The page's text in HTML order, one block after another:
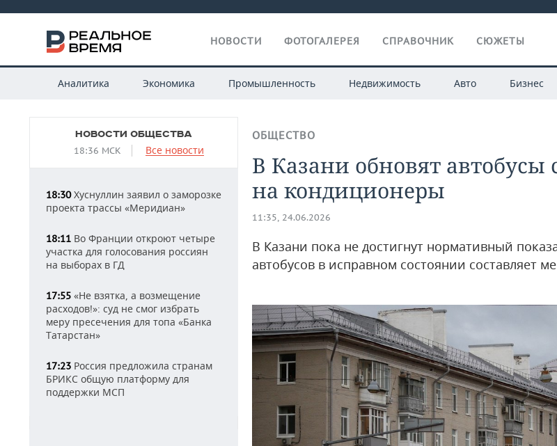
НОВОСТИ ФОТОГАЛЕРЕЯ СПРАВОЧНИК СЮЖЕТЫ
Аналитика Экономика Промышленность Недвижимость Авто Бизнес
НОВОСТИ ОБЩЕСТВА
18:36 МСК Все новости
18:30Хуснуллин заявил о заморозке
проекта трассы «Меридиан»
18:11 Во Франции откроют четыре
участка для голосования россиян
на выборах в ГД
17:55 «Не взятка, а возмещение
расходов!»: суд не смог избрать
меру пресечения для топа «Банка
Татарстан»
17:23 Россия предложила странам
БРИКС общую платформу для
поддержки МСП
ОБЩЕСТВО
В Казани обновят автобусы
на кондиционеры
11:35, 24.06.2026
В Казани пока не достигнут нормативный
автобусов в исправном состоянии составляет